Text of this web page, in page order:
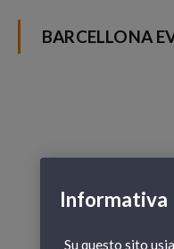
BARCELLONA
Informativa
Su questo sito